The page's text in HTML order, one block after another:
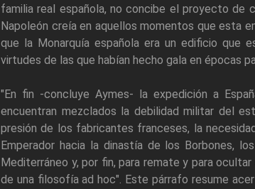
familia real española, no concibe el proyecto de
Napoleón creía en aquellos momentos que esta
que la Monarquía española era un edificio que
virtudes de las que habían hecho gala en épocas
"En fin -concluye Aymes- la expedición a
encuentran mezclados la debilidad militar del
presión de los fabricantes franceses, la
Emperador hacia la dinastía de los Borbones,
Mediterráneo y, por fin, para remate y para
de una filosofía ad hoc". Este párrafo resume